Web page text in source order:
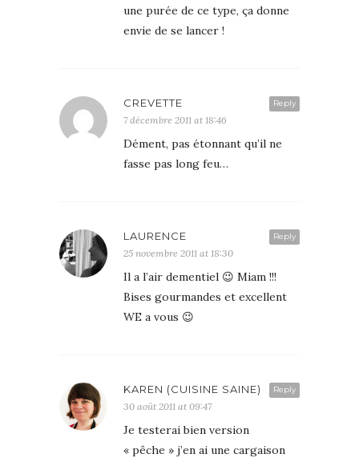
une purée de ce type, ça donne
envie de se lancer !
Reply
CREVETTE
7 décembre 2011 at 18:46
Dément, pas étonnant qu’il ne
fasse pas long feu…
Reply
LAURENCE
25 novembre 2011 at 18:30
Il a l’air dementiel 😉 Miam !!!
Bises gourmandes et excellent
WE a vous 😉
Reply
KAREN (CUISINE SAINE)
30 août 2011 at 09:47
Je testerai bien version
« pêche » j’en ai une cargaison